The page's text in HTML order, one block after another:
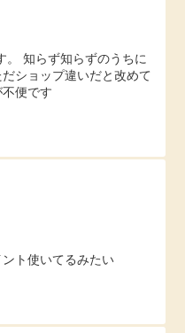
。 知らず知らずのうちに
ショップ違いだと改めて
便です
ト使いてるみたい